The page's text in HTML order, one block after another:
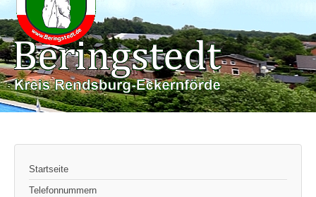
Startseite
Telefonnummern